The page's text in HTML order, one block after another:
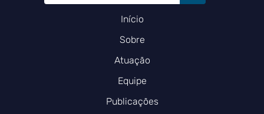
Início
Sobre
Atuação
Equipe
Publicações